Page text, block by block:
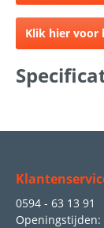
Klik hier voor
0594 - 63 13 91